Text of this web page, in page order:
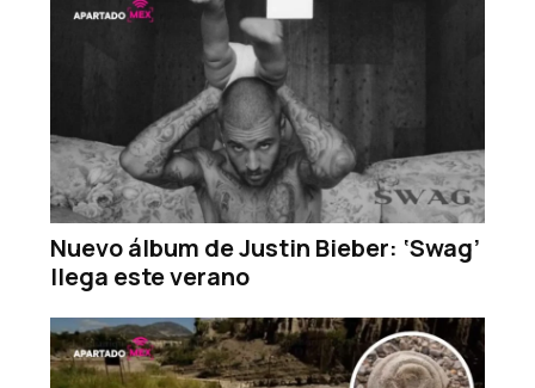
Nuevo álbum de Justin Bieber: ‘Swag’
llega este verano